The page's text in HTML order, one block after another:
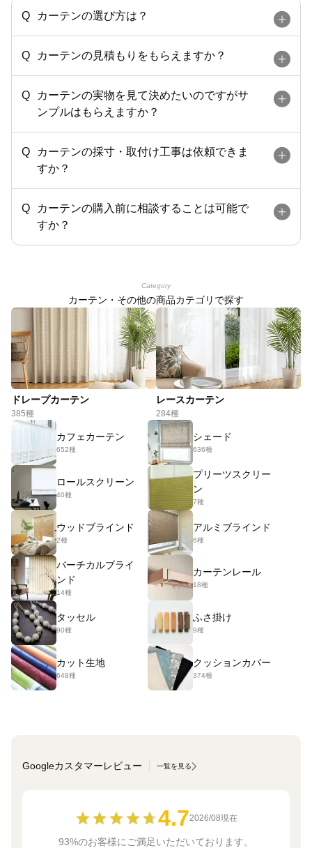
カーテンの選び方は？
カーテンの見積もりをもらえますか？
カーテンの実物を見て決めたいのですがサ
ンプルはもらえますか？
カーテンの採寸・取付け工事は依頼できま
すか？
カーテンの購入前に相談することは可能で
すか？
Category
カーテン・その他の商品カテゴリで探す
ドレープカーテン
385種
レースカーテン
284種
カフェカーテン
652種
シェード
636種
ロールスクリーン
40種
プリーツスクリー
ン
7種
ウッドブラインド
2種
アルミブラインド
6種
バーチカルブライ
ンド
14種
カーテンレール
18種
タッセル
90種
ふさ掛け
9種
カット生地
648種
クッションカバー
374種
Googleカスタマーレビュー 一覧を見る
4.72026/08現在
93%のお客様にご満足いただいております。